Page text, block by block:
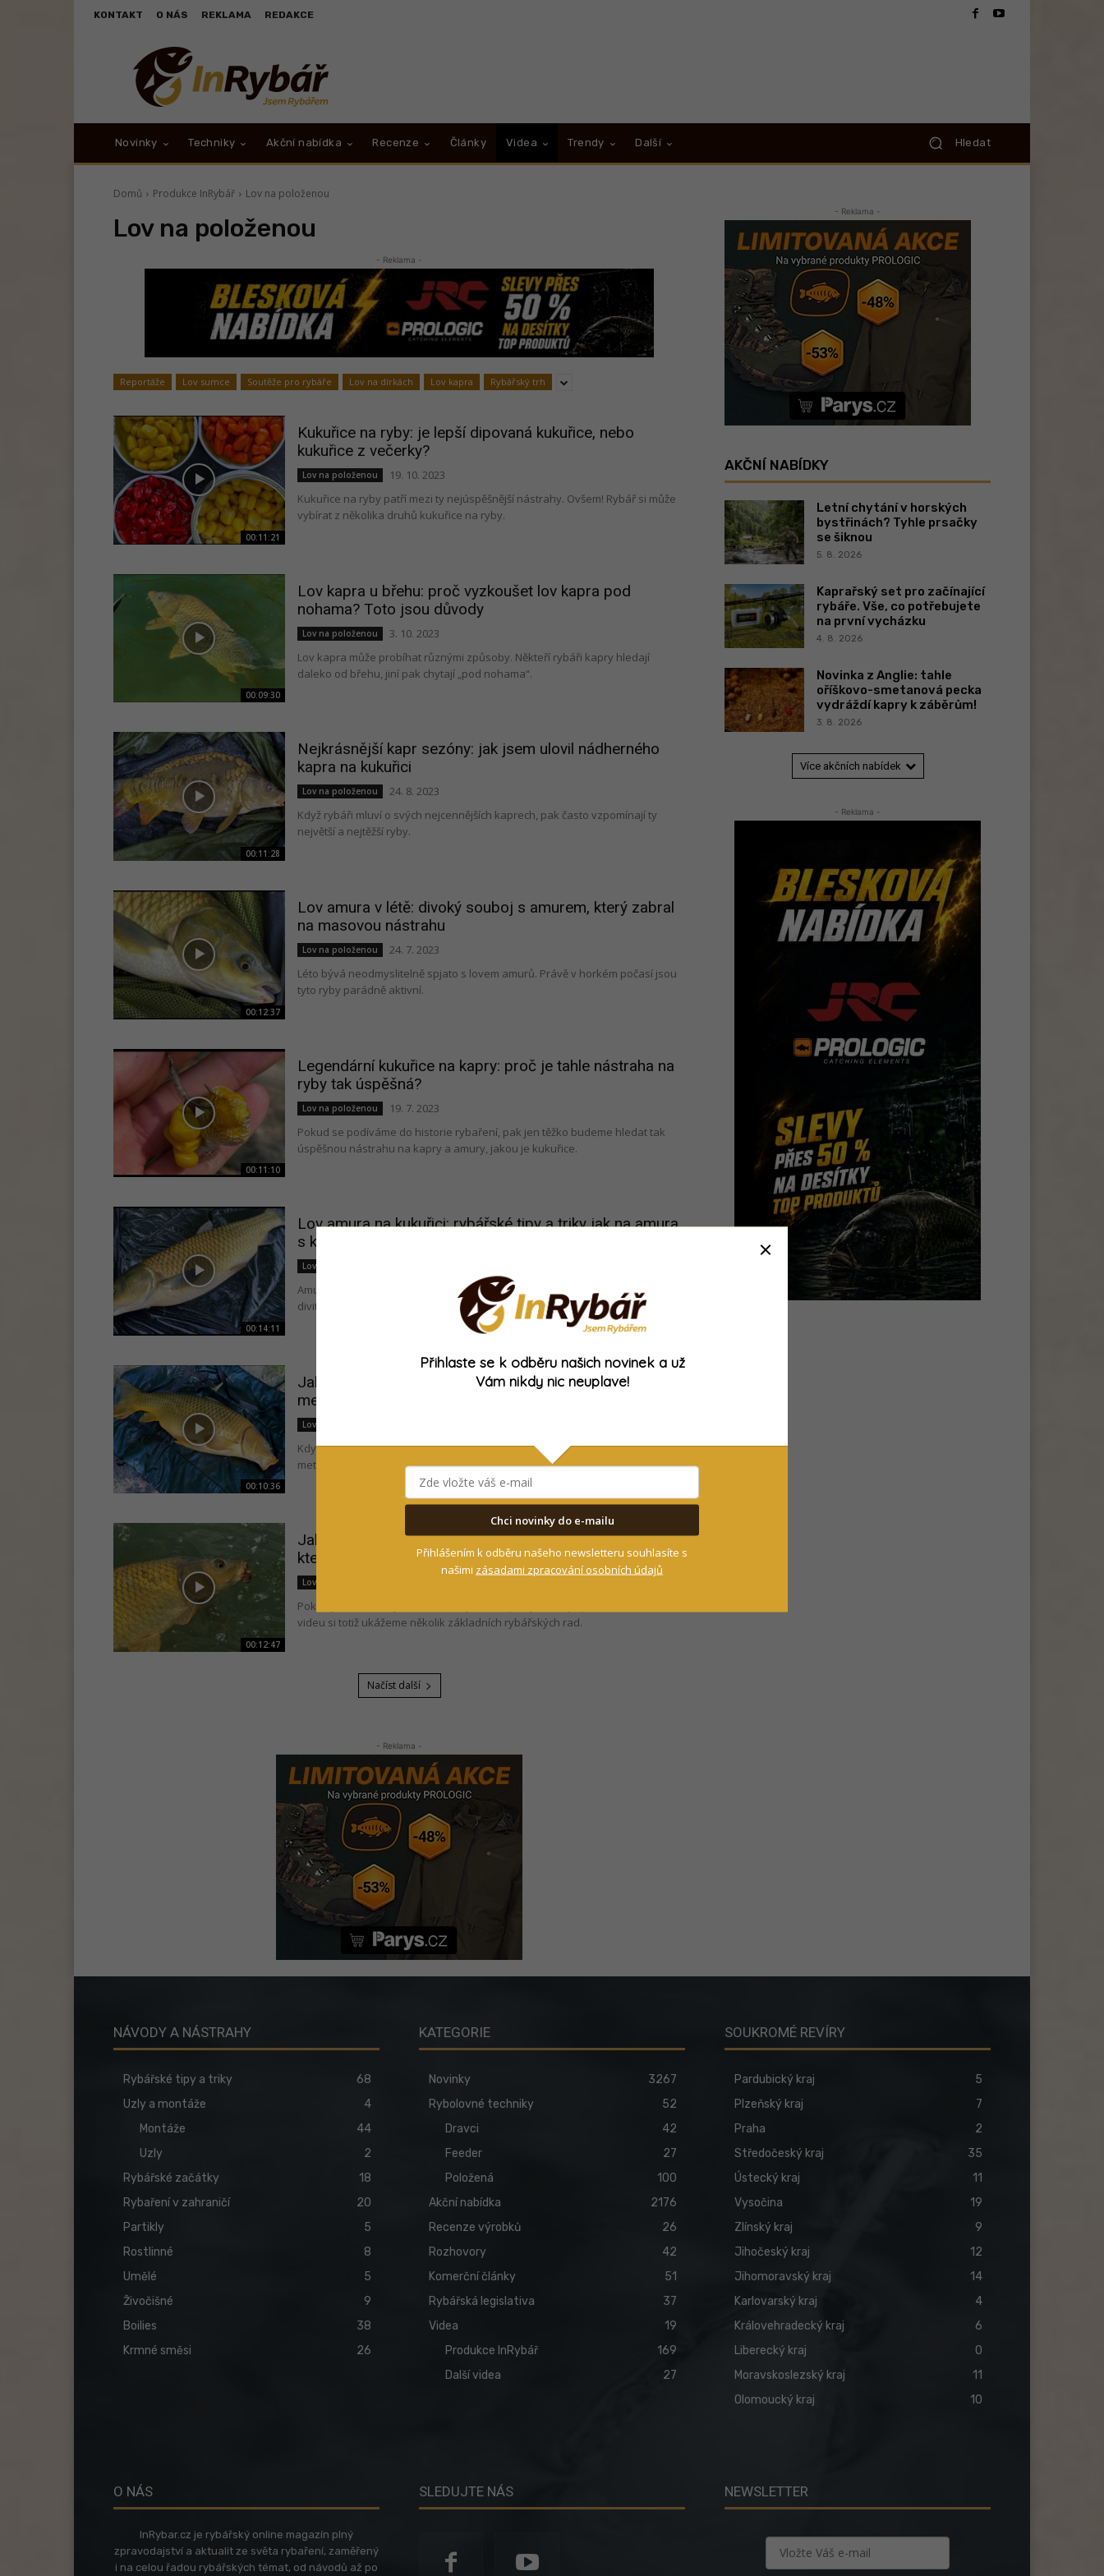
KONTAKT O NÁS REKLAMA REDAKCE
Novinky Techniky Akční nabídka Recenze Články Videa Trendy Další Hledat
Domů Produkce InRybář Lov na položenou
Lov na položenou
- Reklama -
Reportáže Lov sumce Soutěže pro rybáře Lov na dírkách Lov kapra Rybářský trh
00:11:21
Kukuřice na ryby: je lepší dipovaná kukuřice, nebo
kukuřice z večerky?
Lov na položenou
19. 10. 2023
Kukuřice na ryby patří mezi ty nejúspěšnější nástrahy. Ovšem! Rybář si může
vybírat z několika druhů kukuřice na ryby.
00:09:30
Lov kapra u břehu: proč vyzkoušet lov kapra pod
nohama? Toto jsou důvody
Lov na položenou
3. 10. 2023
Lov kapra může probíhat různými způsoby. Někteří rybáři kapry hledají
daleko od břehu, jiní pak chytají „pod nohama“.
00:11:28
Nejkrásnější kapr sezóny: jak jsem ulovil nádherného
kapra na kukuřici
Lov na položenou
24. 8. 2023
Když rybáři mluví o svých nejcennějších kaprech, pak často vzpomínají ty
největší a nejtěžší ryby.
00:12:37
Lov amura v létě: divoký souboj s amurem, který zabral
na masovou nástrahu
Lov na položenou
24. 7. 2023
Léto bývá neodmyslitelně spjato s lovem amurů. Právě v horkém počasí jsou
tyto ryby parádně aktivní.
00:11:10
Legendární kukuřice na kapry: proč je tahle nástraha na
ryby tak úspěšná?
Lov na položenou
19. 7. 2023
Pokud se podíváme do historie rybaření, pak jen těžko budeme hledat tak
úspěšnou nástrahu na kapry a amury, jakou je kukuřice.
00:14:11
Lov amura na kukuřici: rybářské tipy a triky jak na amura
s kukuřicí
Lov na položenou
Amur patří k nejvyhledávanějším rybám během letní sezóny. Ale není se co
divit! Právě amuři slibují obrovské vzrušení při zdolávání.
00:10:36
Jak jednoduše chytit velkého kapra? Zkuste rybaření pár
metrů od břehu
Lov na položenou
Když se řekne lov velkých kaprů, hodně rybářům se vybaví chytání stovky
metrů daleko na nejmodernější vybavení. Jenže ono to lze i jinak!
00:12:47
Jak mít hodně záběrů od kaprů: 3 základní rady, díky
kterým si zachytáte
Lov na položenou
Pokud jste fanoušky zábavného rybaření, pak jste tady správně! V tomto
videu si totiž ukážeme několik základních rybářských rad.
Načíst další
- Reklama -
- Reklama -
AKČNÍ NABÍDKY
Letní chytání v horských
bystřinách? Tyhle prsačky
se šiknou
5. 8. 2026
Kaprařský set pro začínající
rybáře. Vše, co potřebujete
na první vycházku
4. 8. 2026
Novinka z Anglie: tahle
oříškovo-smetanová pecka
vydráždí kapry k záběrům!
3. 8. 2026
Více akčních nabídek
- Reklama -
NÁVODY A NÁSTRAHY
Rybářské tipy a triky
68
Uzly a montáže
4
Montáže
44
Uzly
2
Rybářské začátky
18
Rybaření v zahraničí
20
Partikly
5
Rostlinné
8
Umělé
5
Živočišné
9
Boilies
38
Krmné směsi
26
KATEGORIE
Novinky
3267
Rybolovné techniky
52
Dravci
42
Feeder
27
Položená
100
Akční nabídka
2176
Recenze výrobků
26
Rozhovory
42
Komerční články
51
Rybářská legislativa
37
Videa
19
Produkce InRybář
169
Další videa
27
SOUKROMÉ REVÍRY
Pardubický kraj
5
Plzeňský kraj
7
Praha
2
Středočeský kraj
35
Ústecký kraj
11
Vysočina
19
Zlínský kraj
9
Jihočeský kraj
12
Jihomoravský kraj
14
Karlovarský kraj
4
Královehradecký kraj
6
Liberecký kraj
0
Moravskoslezský kraj
11
Olomoucký kraj
10
O NÁS
InRybar.cz je rybářský online magazín plný
zpravodajství a aktualit ze světa rybaření, zaměřený
i na celou řadou rybářských témat, od návodů až po
SLEDUJTE NÁS NEWSLETTER
Přihlaste se k odběru našich novinek a už
Vám nikdy nic neuplave!
Chci novinky do e-mailu
Přihlášením k odběru našeho newsletteru souhlasíte s
našimi zásadami zpracování osobních údajů